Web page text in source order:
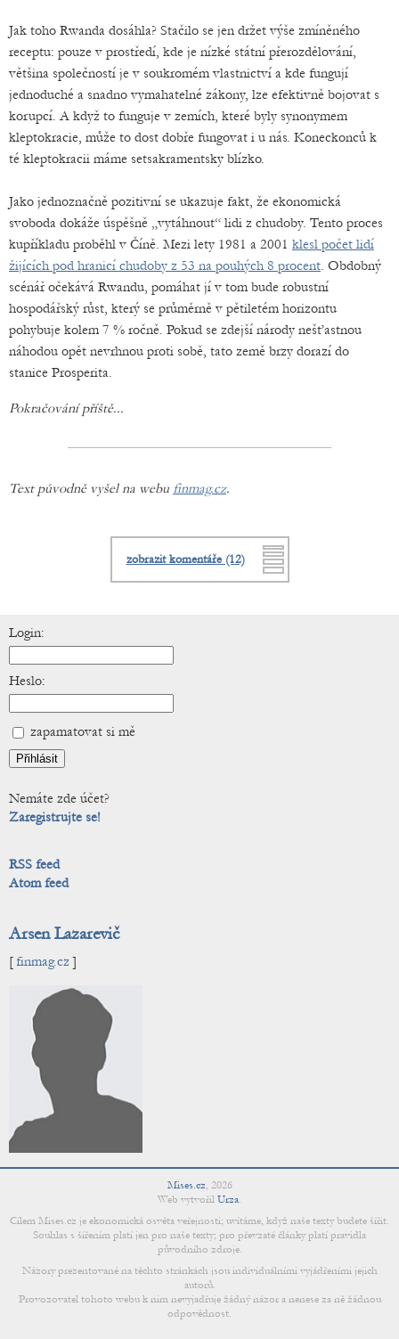
Jak toho Rwanda dosáhla? Stačilo se jen držet výše zmíněného
receptu: pouze v prostředí, kde je nízké státní přerozdělování,
většina společností je v soukromém vlastnictví a kde fungují
jednoduché a snadno vymahatelné zákony, lze efektivně bojovat s
korupcí. A když to funguje v zemích, které byly synonymem
kleptokracie, může to dost dobře fungovat i u nás. Koneckonců k
té kleptokracii máme setsakramentsky blízko.
Jako jednoznačně pozitivní se ukazuje fakt, že ekonomická
svoboda dokáže úspěšně „vytáhnout“ lidi z chudoby. Tento proces
kupříkladu proběhl v Číně. Mezi lety 1981 a 2001 klesl počet lidí
žijících pod hranicí chudoby z 53 na pouhých 8 procent. Obdobný
scénář očekává Rwandu, pomáhat jí v tom bude robustní
hospodářský růst, který se průměrně v pětiletém horizontu
pohybuje kolem 7 % ročně. Pokud se zdejší národy nešťastnou
náhodou opět nevrhnou proti sobě, tato země brzy dorazí do
stanice Prosperita.
Pokračování příště...
Text původně vyšel na webu finmag.cz.
zobrazit komentáře (12)
Login:
Heslo:
zapamatovat si mě
Nemáte zde účet?
Zaregistrujte se!
RSS feed
Atom feed
Arsen Lazarevič
[finmag.cz]
Mises.cz, 2026
Web vytvořil Urza.
Cílem Mises.cz je ekonomická osvěta veřejnosti; uvítáme, když naše texty budete šířit.
Souhlas s šířením platí jen pro naše texty; pro převzaté články platí pravidla
původního zdroje.
Názory prezentované na těchto stránkách jsou individuálními vyjádřeními jejich
autorů.
Provozovatel tohoto webu k nim nevyjadřuje žádný názor a nenese za ně žádnou
odpovědnost.